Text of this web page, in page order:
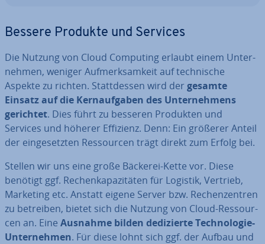
Bessere Produkte und Services
Die Nutzung von Cloud Computing erlaubt einem Un­ter­
neh­men, weniger Auf­merk­sam­keit auf tech­ni­sche
Aspekte zu richten. Statt­des­sen wird der gesamte
Einsatz auf die Kern­auf­ga­ben des Un­ter­neh­mens
gerichtet. Dies führt zu besseren Produkten und
Services und höherer Effizienz. Denn: Ein größerer Anteil
der ein­ge­setz­ten Res­sour­cen trägt direkt zum Erfolg bei.
Stellen wir uns eine große Bäckerei-Kette vor. Diese
benötigt ggf. Re­chen­ka­pa­zi­tä­ten für Logistik, Vertrieb,
Marketing etc. Anstatt eigene Server bzw. Re­chen­zen­tren
zu betreiben, bietet sich die Nutzung von Cloud-Res­sour­
cen an. Eine Ausnahme bilden de­di­zier­te Tech­no­lo­gie-
Un­ter­neh­men. Für diese lohnt sich ggf. der Aufbau und